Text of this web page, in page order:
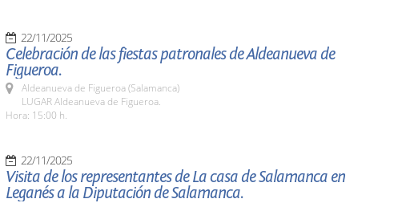
22/11/2025
Celebración de las fiestas patronales de Aldeanueva de
Figueroa.
Aldeanueva de Figueroa (Salamanca)
LUGAR Aldeanueva de Figueroa.
Hora: 15:00 h.
22/11/2025
Visita de los representantes de La casa de Salamanca en
Leganés a la Diputación de Salamanca.